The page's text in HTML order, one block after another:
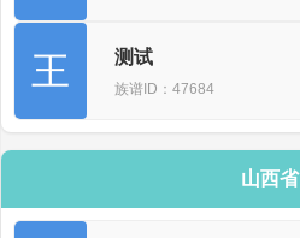
王 测试
族谱ID：47684
山西省